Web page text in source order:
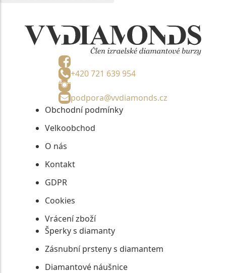
+420 721 639 954
podpora@vvdiamonds.cz
Obchodní podmínky
Velkoobchod
O nás
Kontakt
GDPR
Cookies
Vrácení zboží
Šperky s diamanty
Zásnubní prsteny s diamantem
Diamantové náušnice